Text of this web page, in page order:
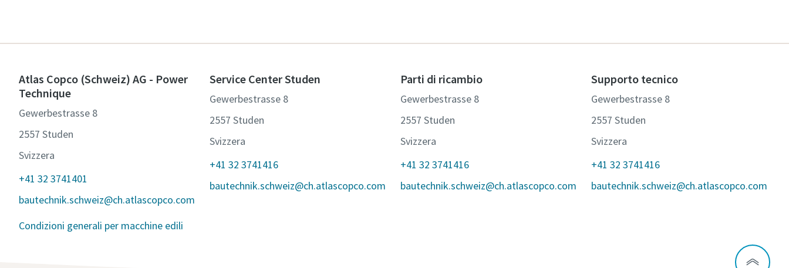
Atlas Copco (Schweiz) AG - Power
Technique
Gewerbestrasse 8
2557 Studen
Svizzera
+41 32 3741401
bautechnik.schweiz@ch.atlascopco.com
Condizioni generali per macchine edili
Service Center Studen
Gewerbestrasse 8
2557 Studen
Svizzera
+41 32 3741416
bautechnik.schweiz@ch.atlascopco.com
Parti di ricambio
Gewerbestrasse 8
2557 Studen
Svizzera
+41 32 3741416
bautechnik.schweiz@ch.atlascopco.com
Supporto tecnico
Gewerbestrasse 8
2557 Studen
Svizzera
+41 32 3741416
bautechnik.schweiz@ch.atlascopco.com